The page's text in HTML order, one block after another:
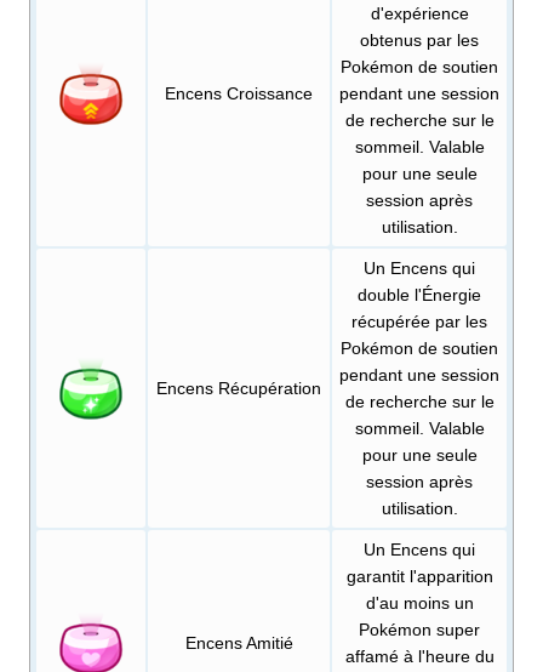
Encens Croissance
d'expérience
obtenus par les
Pokémon de soutien
pendant une session
de recherche sur le
sommeil. Valable
pour une seule
session après
utilisation.
Encens Récupération
Un Encens qui
double l'Énergie
récupérée par les
Pokémon de soutien
pendant une session
de recherche sur le
sommeil. Valable
pour une seule
session après
utilisation.
Encens Amitié
Un Encens qui
garantit l'apparition
d'au moins un
Pokémon super
affamé à l'heure du